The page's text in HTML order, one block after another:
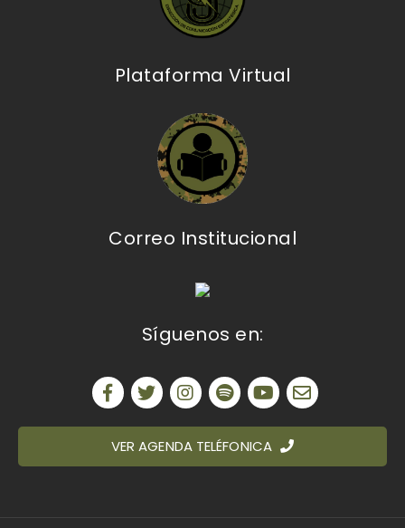
Plataforma Virtual
Correo Institucional
Síguenos en:
VER AGENDA TELÉFONICA